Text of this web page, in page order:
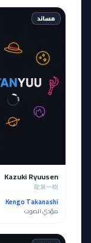
مساند
Kazuki Ryuusen
龍泉一樹
Kengo Takanashi
مؤدي الصوت